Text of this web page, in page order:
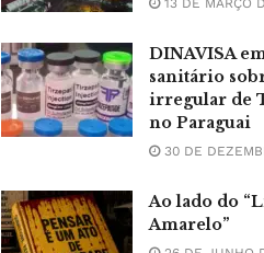
13 DE MARÇO
DINAVISA
sanitário
irregular de
no Paraguai
30 DE
Ao lado do
Amarelo”